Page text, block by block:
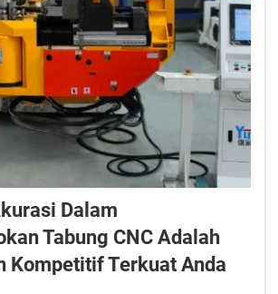
Dalam
Tabung CNC Adalah
Kompetitif Terkuat Anda